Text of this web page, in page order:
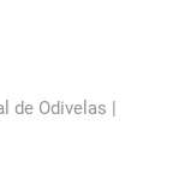
de Odivelas |